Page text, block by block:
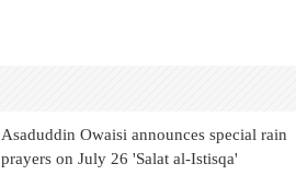
Asaduddin Owaisi announces special rain
prayers on July 26 'Salat al-Istisqa'